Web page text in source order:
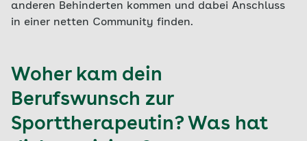
anderen Behinderten kommen und dabei Anschluss
in einer netten Community finden.
Woher kam dein
Berufswunsch zur
Sporttherapeutin? Was hat